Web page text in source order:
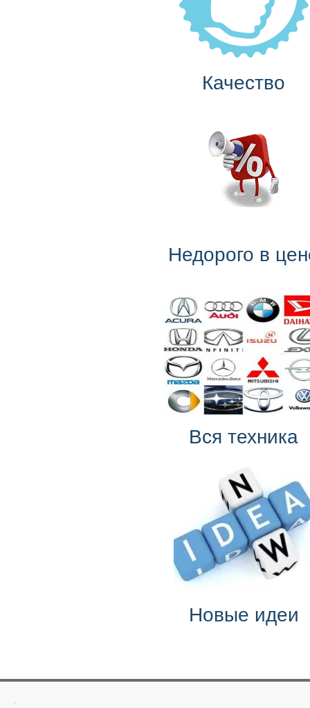
Качество
Недорого в
Вся техника
Новые идеи
.